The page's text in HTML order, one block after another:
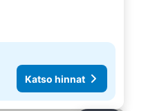
Katso hinnat